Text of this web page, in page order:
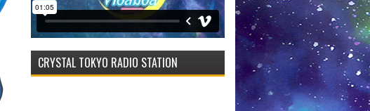
CRYSTAL TOKYO RADIO STATION